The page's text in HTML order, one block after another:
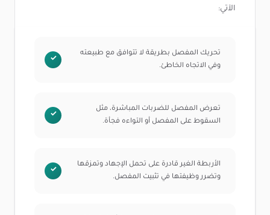
الآتي:
تحريك المفصل بطريقة لا تتوافق مع طبيعته
وفي الاتجاه الخاطئ.
تعرض المفصل للضربات المباشرة، مثل
السقوط على المفصل أو التواءه فجأة.
الأربطة الغير قادرة على تحمل الإجهاد وتمزقها
وتضرر وظيفتها في تثبيت المفصل.